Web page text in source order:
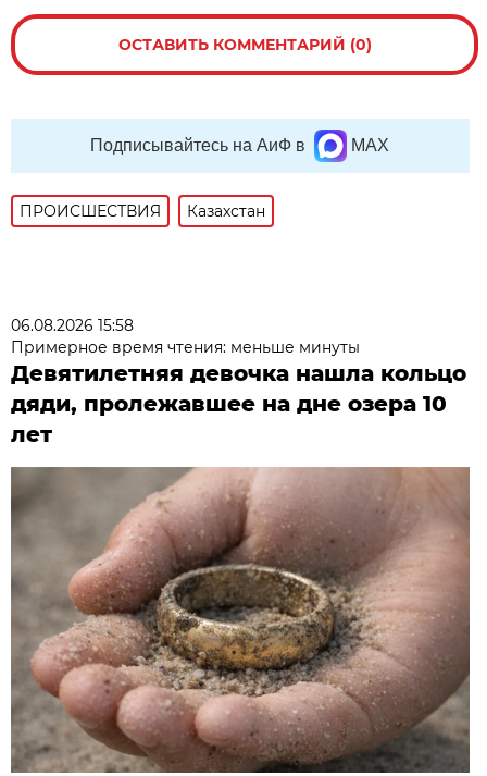
ОСТАВИТЬ КОММЕНТАРИЙ (0)
Подписывайтесь на АиФ в MAX
ПРОИСШЕСТВИЯ Казахстан
06.08.2026 15:58
Примерное время чтения: меньше минуты
Девятилетняя девочка нашла кольцо
дяди, пролежавшее на дне озера 10
лет